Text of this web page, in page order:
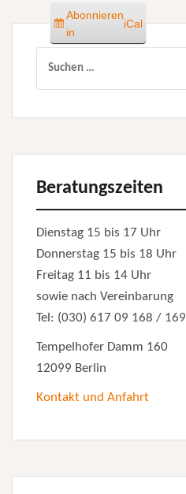
Abonnieren
in
iCal
Beratungszeiten
Dienstag 15 bis 17 Uhr
Donnerstag 15 bis 18 Uhr
Freitag 11 bis 14 Uhr
sowie nach Vereinbarung
Tel: (030) 617 09 168 / 169
Tempelhofer Damm 160
12099 Berlin
Kontakt und Anfahrt